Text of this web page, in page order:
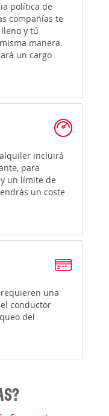
política de
compañías te
y tú
manera.
un cargo
incluirá
para
un límite de
un coste
una
conductor
del